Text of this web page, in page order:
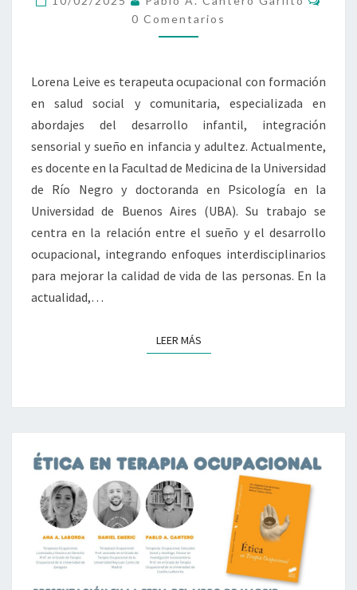
OCUPACIÓN
AISLADA,
EN
FAMILIA
Y
EN
SOCIEDAD»
0 Comentarios
Lorena Leive es terapeuta ocupacional con formación
en salud social y comunitaria, especializada en
abordajes del desarrollo infantil, integración
sensorial y sueño en infancia y adultez. Actualmente,
es docente en la Facultad de Medicina de la Universidad
de Río Negro y doctoranda en Psicología en la
Universidad de Buenos Aires (UBA). Su trabajo se
centra en la relación entre el sueño y el desarrollo
ocupacional, integrando enfoques interdisciplinarios
para mejorar la calidad de vida de las personas. En la
actualidad,…
LEER MÁSLEER MÁS